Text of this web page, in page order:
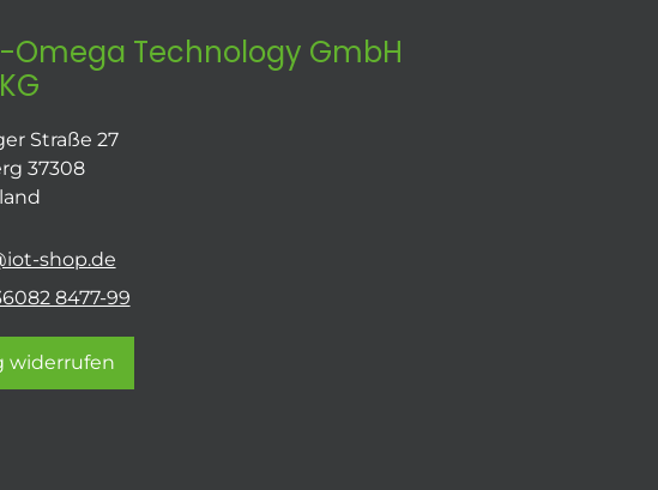
Omega Technology GmbH
Straße 27
37308
shop.de
8477-99
widerrufen